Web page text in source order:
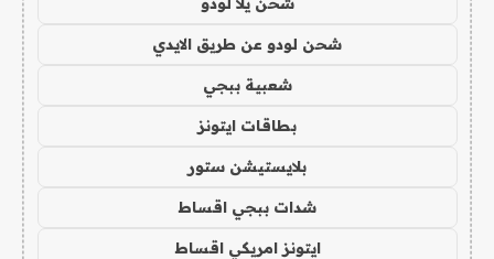
شحن لودو عن طريق الايدي
شعبية ببجي
بطاقات ايتونز
بلايستيشن ستور
شدات ببجي اقساط
ايتونز امريكي اقساط